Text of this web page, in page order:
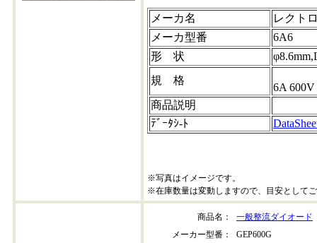
メーカ名
レクト
メーカ型番
6A6
形 状
規 格
6A 600V
商品説明
ﾃﾞｰﾀｼ-ﾄ
※写真はイメージです。
※在庫数量は変動しますので、目安として
商品名：
一般整流ダイオード
メーカー型番：
GEP600G